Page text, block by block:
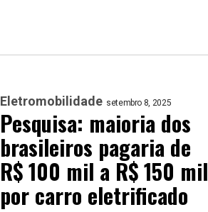
Eletromobilidade setembro 8, 2025
Pesquisa: maioria dos
brasileiros pagaria de
R$ 100 mil a R$ 150 mil
por carro eletrificado